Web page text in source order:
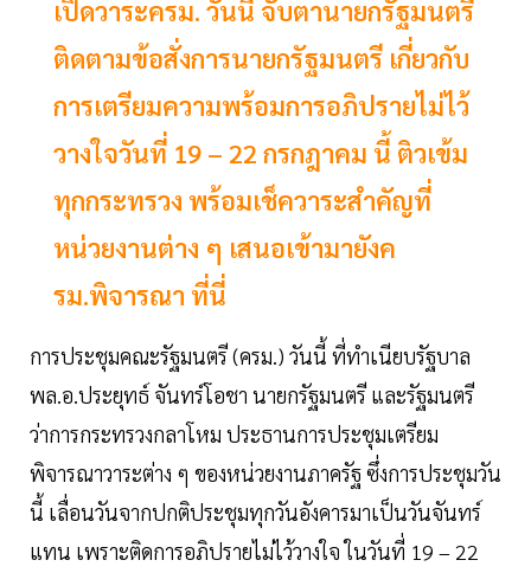
เปิดวาระครม. วันนี้ จับตานายกรัฐมนตรี
ติดตามข้อสั่งการนายกรัฐมนตรี เกี่ยวกับ
การเตรียมความพร้อมการอภิปรายไม่ไว้
วางใจวันที่ 19 – 22 กรกฎาคม นี้ ติวเข้ม
ทุกกระทรวง พร้อมเช็ควาระสำคัญที่
หน่วยงานต่าง ๆ เสนอเข้ามายังค
รม.พิจารณา ที่นี่
การประชุมคณะรัฐมนตรี (ครม.) วันนี้ ที่ทำเนียบรัฐบาล
พล.อ.ประยุทธ์ จันทร์โอชา นายกรัฐมนตรี และรัฐมนตรี
ว่าการกระทรวงกลาโหม ประธานการประชุมเตรียม
พิจารณาวาระต่าง ๆ ของหน่วยงานภาครัฐ ซึ่งการประชุมวัน
นี้ เลื่อนวันจากปกติประชุมทุกวันอังคารมาเป็นวันจันทร์
แทน เพราะติดการอภิปรายไม่ไว้วางใจ ในวันที่ 19 – 22